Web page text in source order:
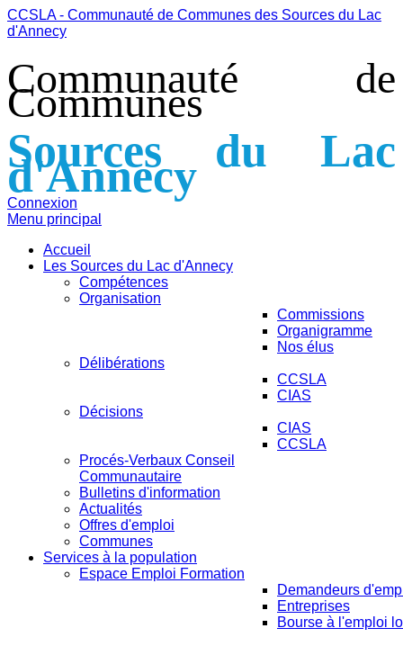
CCSLA - Communauté de Communes des Sources du Lac
d'Annecy
Communauté de
Communes
Sources du Lac
d'Annecy
Connexion
Menu principal
Accueil
Les Sources du Lac d'Annecy
Compétences
Organisation
Commissions
Organigramme
Nos élus
Délibérations
CCSLA
CIAS
Décisions
CIAS
CCSLA
Procés-Verbaux Conseil
Communautaire
Bulletins d'information
Actualités
Offres d'emploi
Communes
Services à la population
Espace Emploi Formation
Demandeurs
Entreprises
Bourse à l'emploi